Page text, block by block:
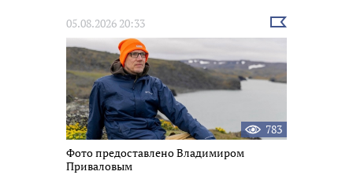
05.08.2026 20:33
Выбрать
новость
783
Фото предоставлено Владимиром
Приваловым